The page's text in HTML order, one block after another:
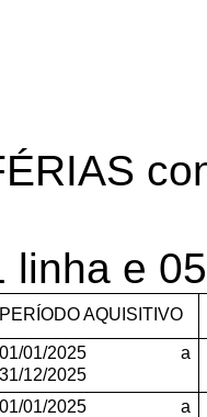
linha e
PERÍODO AQUISITIVO
01/01/2025 a
31/12/2025
01/01/2025 a